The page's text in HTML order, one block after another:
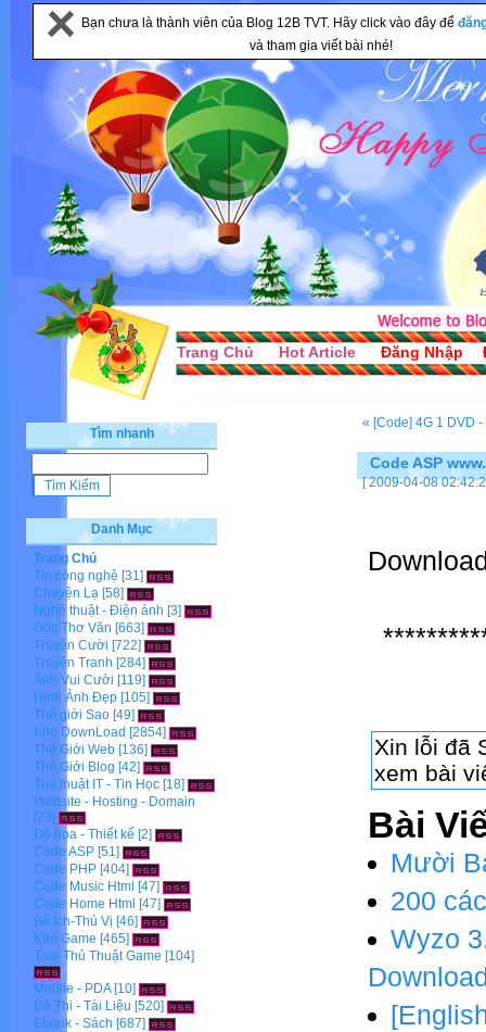
Bạn chưa là thành viên của Blog 12B TVT. Hãy click vào đây để
và tham gia viết bài nhé!
Trang Chủ Hot Article Đăng Nhập
« [Code] 4G 1 DVD -
Code ASP
[ 2009-04-08
Bài
Mười
200
Wyzo
Tìm nhanh
Danh Mục
Trang Chủ
Tin công nghệ [31]
Chuyện Lạ [58]
Nghệ thuật - Điện ảnh [3]
Góc Thơ Văn [663]
Truyện Cười [722]
Truyện Tranh [284]
Ảnh Vui Cười [119]
Hình Ảnh Đẹp [105]
Thế giới Sao [49]
Kho DownLoad [2854]
Thế Giới Web [136]
Thế Giới Blog [42]
Thủ thuật IT - Tin Học [18]
Website - Hosting - Domain
[23]
Đồ họa - Thiết kế [2]
Code ASP [51]
Code PHP [404]
Code Music Html [47]
Code Home Html [47]
Bổ Ích-Thú Vị [46]
Kho Game [465]
Tool-Thủ Thuật Game [104]
Mobile - PDA[10]
Đề Thi - Tài Liệu [520]
Ebook - Sách [687]